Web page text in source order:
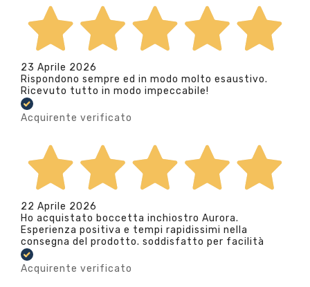
23 Aprile 2026
Rispondono sempre ed in modo molto esaustivo.
Ricevuto tutto in modo impeccabile!
Acquirente verificato
22 Aprile 2026
Ho acquistato boccetta inchiostro Aurora.
Esperienza positiva e tempi rapidissimi nella
consegna del prodotto. soddisfatto per facilità
Acquirente verificato